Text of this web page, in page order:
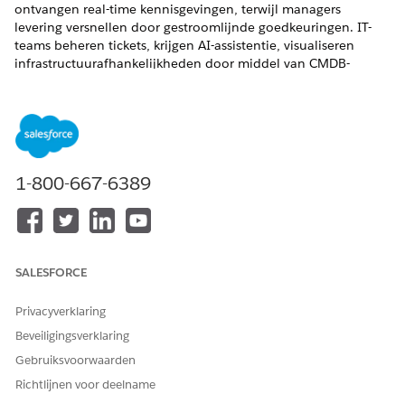
ontvangen real-time kennisgevingen, terwijl managers
levering versnellen door gestroomlijnde goedkeuringen. IT-
teams beheren tickets, krijgen AI-assistentie, visualiseren
infrastructuurafhankelijkheden door middel van CMDB-
VEREISTE EDITIONS
Edition met Agentforce IT Service.
1-800-667-6389
SALESFORCE
Privacyverklaring
Beveiligingsverklaring
Gebruiksvoorwaarden
Richtlijnen voor deelname